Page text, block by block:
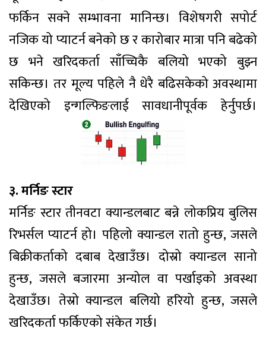
फर्किन सक्ने सम्भावना मानिन्छ। विशेषगरी सपोर्ट
नजिक यो प्याटर्न बनेको छ र कारोबार मात्रा पनि बढेको
छ भने खरिदकर्ता साँच्चिकै बलियो भएको बुझ्न
सकिन्छ। तर मूल्य पहिले नै धेरै बढिसकेको अवस्थामा
देखिएको इन्गल्फिङलाई सावधानीपूर्वक हेर्नुपर्छ।
३. मर्निङ स्टार
मर्निङ स्टार तीनवटा क्यान्डलबाट बन्ने लोकप्रिय बुलिस
रिभर्सल प्याटर्न हो। पहिलो क्यान्डल रातो हुन्छ, जसले
बिक्रीकर्ताको दबाब देखाउँछ। दोस्रो क्यान्डल सानो
हुन्छ, जसले बजारमा अन्योल वा पर्खाइको अवस्था
देखाउँछ। तेस्रो क्यान्डल बलियो हरियो हुन्छ, जसले
खरिदकर्ता फर्किएको संकेत गर्छ।